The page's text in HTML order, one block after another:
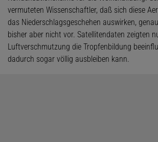
vermuteten Wissenschaftler, daß sich diese
das Niederschlagsgeschehen auswirken,
bisher aber nicht vor. Satellitendaten zeigten
Luftverschmutzung die Tropfenbildung
dadurch sogar völlig ausbleiben kann.